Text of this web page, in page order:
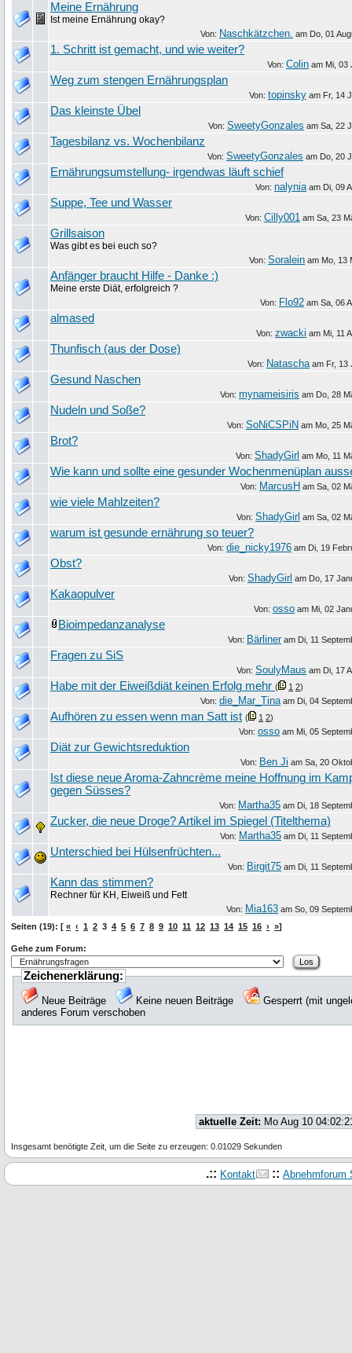
Meine Ernährung
Ist meine Ernährung okay?
Von: Naschkätzchen. am Do, 01
1. Schritt ist gemacht, und wie weiter?
Von: Colin am Mi, 03
Weg zum stengen Ernährungsplan
Von: topinsky am Fr, 14
Das kleinste Übel
Von: SweetyGonzales am Sa, 22
Tagesbilanz vs. Wochenbilanz
Von: SweetyGonzales am Do, 20
Ernährungsumstellung- irgendwas läuft schief
Von: nalynia am Di, 09
Suppe, Tee und Wasser
Von: Cilly001 am Sa, 23
Grillsaison
Was gibt es bei euch so?
Von: Soralein am Mo, 13
Anfänger braucht Hilfe - Danke :)
Meine erste Diät, erfolgreich ?
Von: Flo92 am Sa, 06
almased
Von: zwacki am Mi, 11
Thunfisch (aus der Dose)
Von: Natascha am Fr, 13
Gesund Naschen
Von: mynameisiris am Do, 28
Nudeln und Soße?
Von: SoNiCSPiN am Mo, 25
Brot?
Von: ShadyGirl am Mo, 11
Wie kann und sollte eine gesunder Wochenmenüplan
Von: MarcusH am Sa, 02
wie viele Mahlzeiten?
Von: ShadyGirl am Sa, 02
warum ist gesunde ernährung so teuer?
Von: die_nicky1976 am Di, 19
Obst?
Von: ShadyGirl am Do, 17
Kakaopulver
Von: osso am Mi, 02
Bioimpedanzanalyse
Von: Bärlineram Di, 11
Fragen zu SiS
Von: SoulyMaus am Di, 17
Habe mit der Eiweißdiät keinen Erfolg mehr ( 1 2)
Von: die_Mar_Tina am Di, 04
Aufhören zu essen wenn man Satt ist ( 1 2)
Von: osso am Mi, 05
Diät zur Gewichtsreduktion
Von: Ben Ji am Sa, 20
Ist diese neue Aroma-Zahncrème meine Hoffnung im
gegen Süsses?
Von: Martha35 am Di, 18
Zucker, die neue Droge? Artikel im Spiegel (Titelthema)
Von: Martha35 am Di, 11
Unterschied bei Hülsenfrüchten...
Von: Birgit75 am Di, 11
Kann das stimmen?
Rechner für KH, Eiweiß und Fett
Von: Mia163 am So, 09
Seiten (19): [ « ‹ 1 2 3 4 5 6 7 8 9 10 11 12 13 14 15 16 › »]
Gehe zum Forum:
Zeichenerklärung:
Neue Beiträge Keine neuen Beiträge
Gesperrt (mit
anderes Forum verschoben
aktuelle Zeit: Mo Aug 10
Insgesamt benötigte Zeit, um die Seite zu erzeugen: 0.01029 Sekunden
.:: Kontakt :: Abnehmforum